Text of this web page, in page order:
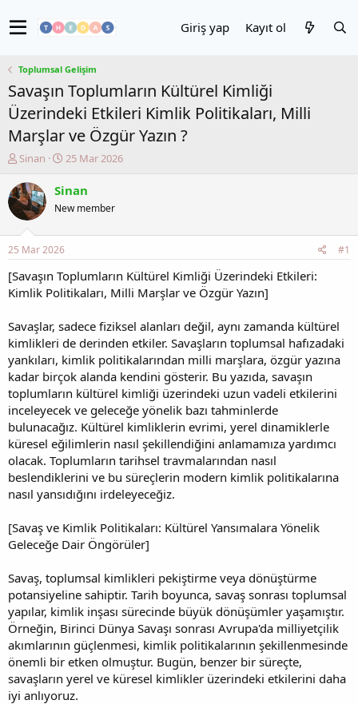
Giriş yap Kayıt ol
Toplumsal Gelişim
Savaşın Toplumların Kültürel Kimliği
Üzerindeki Etkileri Kimlik Politikaları, Milli
Marşlar ve Özgür Yazın ?
K
n
u
y
b
a
ş
a
a
n
Sinan
B
ş
a
ç
t
a
i
h
i
25 Mar 2026
Sinan
New member
25 Mar 2026 #1
[Savaşın Toplumların Kültürel Kimliği Üzerindeki Etkileri:
Kimlik Politikaları, Milli Marşlar ve Özgür Yazın]
Savaşlar, sadece fiziksel alanları değil, aynı zamanda kültürel
kimlikleri de derinden etkiler. Savaşların toplumsal hafızadaki
yankıları, kimlik politikalarından milli marşlara, özgür yazına
kadar birçok alanda kendini gösterir. Bu yazıda, savaşın
toplumların kültürel kimliği üzerindeki uzun vadeli etkilerini
inceleyecek ve geleceğe yönelik bazı tahminlerde
bulunacağız. Kültürel kimliklerin evrimi, yerel dinamiklerle
küresel eğilimlerin nasıl şekillendiğini anlamamıza yardımcı
olacak. Toplumların tarihsel travmalarından nasıl
beslendiklerini ve bu süreçlerin modern kimlik politikalarına
nasıl yansıdığını irdeleyeceğiz.
[Savaş ve Kimlik Politikaları: Kültürel Yansımalara Yönelik
Geleceğe Dair Öngörüler]
Savaş, toplumsal kimlikleri pekiştirme veya dönüştürme
potansiyeline sahiptir. Tarih boyunca, savaş sonrası toplumsal
yapılar, kimlik inşası sürecinde büyük dönüşümler yaşamıştır.
Örneğin, Birinci Dünya Savaşı sonrası Avrupa'da milliyetçilik
akımlarının güçlenmesi, kimlik politikalarının şekillenmesinde
önemli bir etken olmuştur. Bugün, benzer bir süreçte,
savaşların yerel ve küresel kimlikler üzerindeki etkilerini daha
iyi anlıyoruz.